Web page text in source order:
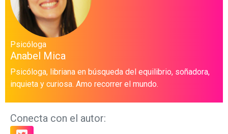
Psicóloga
Anabel Mica
Psicóloga, libriana en búsqueda del equilibrio, soñadora,
inquieta y curiosa. Amo recorrer el mundo.
Conecta con el autor: